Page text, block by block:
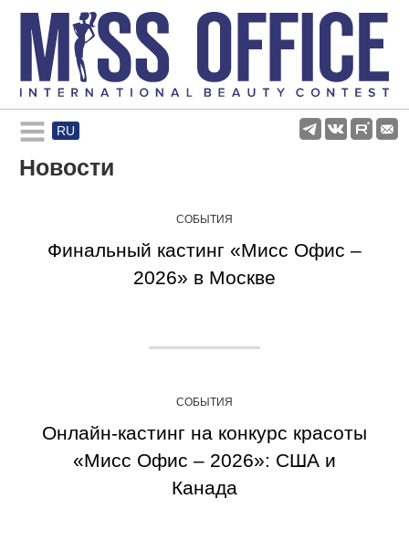
RU
Rules and regulations
Participants
Новости
СОБЫТИЯ
Финальный кастинг «Мисс Офис –
2026» в Москве
СОБЫТИЯ
Онлайн-кастинг на конкурс красоты
«Мисс Офис – 2026»: США и
Канада